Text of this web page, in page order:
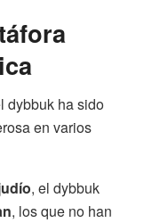
dybbuk ha sido
en varios
, el dybbuk
, los que no han